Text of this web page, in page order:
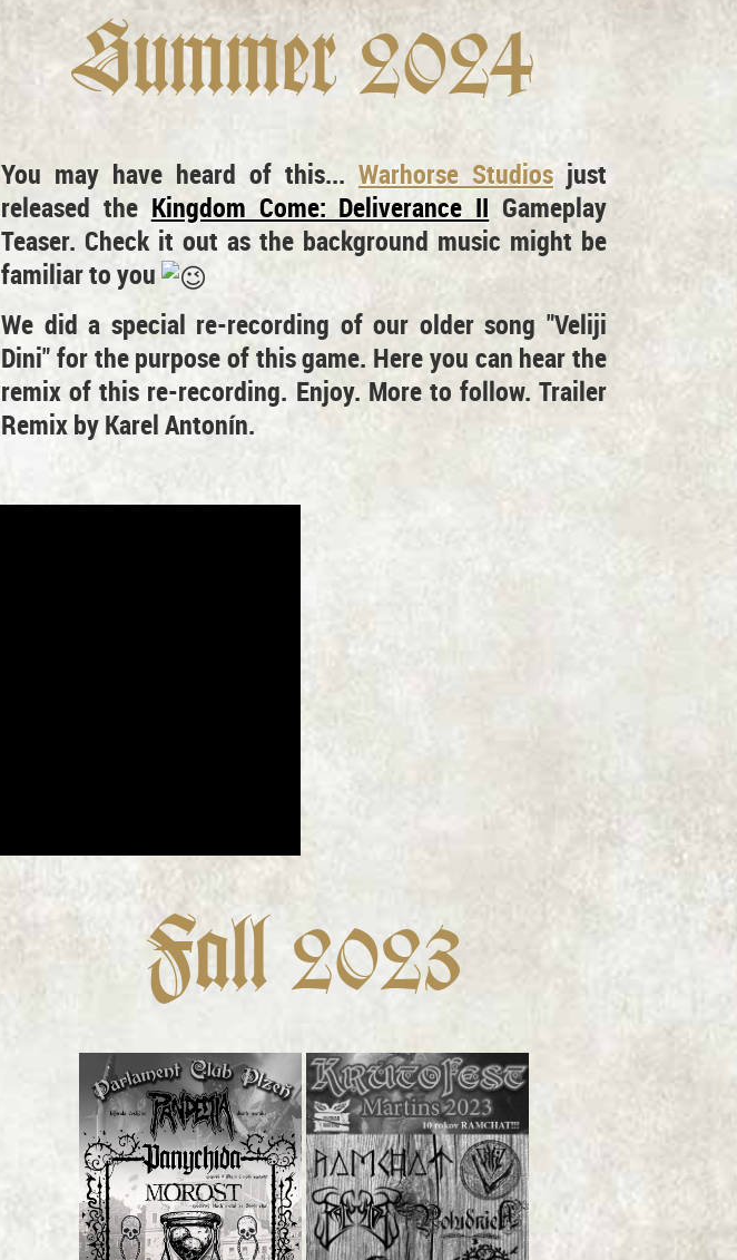
Summer 2024
You may have heard of this...Warhorse Studios just
released the Kingdom Come: Deliverance II Gameplay
Teaser. Check it out as the background music might be
familiar to you
We did a special re-recording of our older song "Veliji
Dini" for the purpose of this game. Here you can hear the
remix of this re-recording. Enjoy. More to follow. Trailer
Remix by Karel Antonín.
Fall 2023